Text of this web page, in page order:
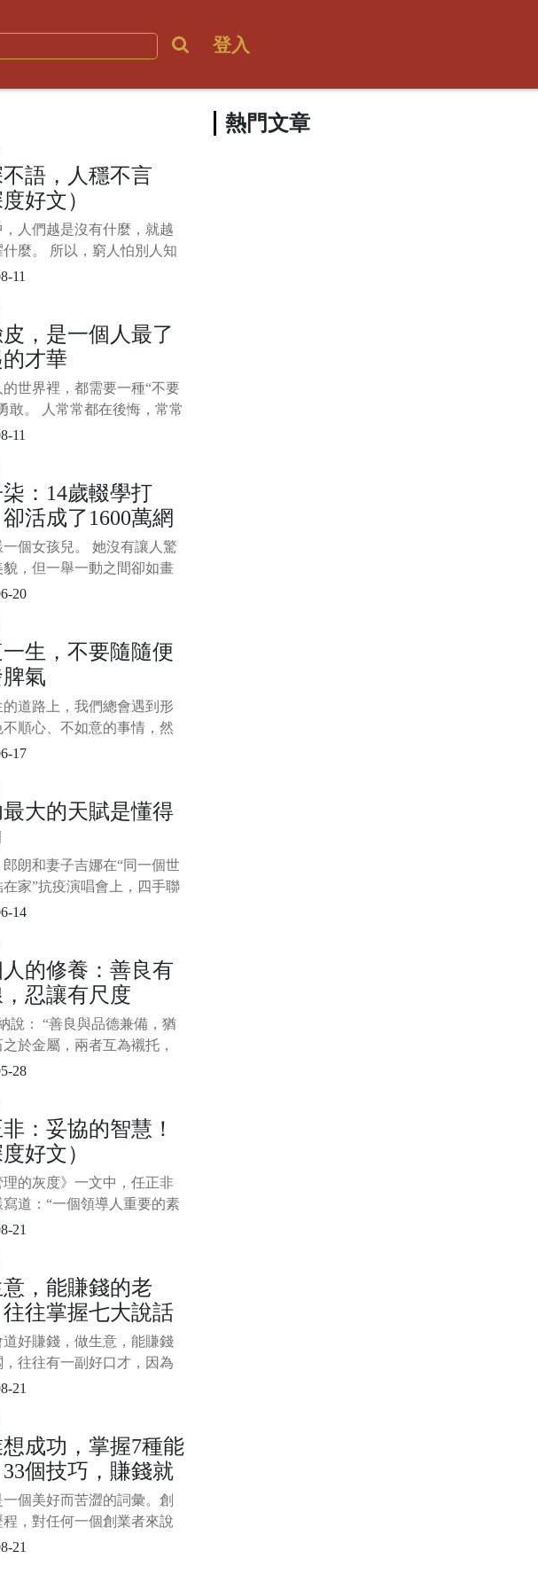
登入
語，人穩不言
度好文）
，人們越是沒有什麼，就越
什麼。 所以，窮人怕別人知
，拼命“炫富”；沒本事的人
命中的強者，往往是深藏
，就像飽滿的麥穗一般，低
正所謂“天不言自高、地
11
皮，是一個人最了
才華
的世界裡，都需要一種“不要
敢。 人常常都在後悔，常常
道......”作為失去機會後的反
最無用卻也放不下的面子
還是打心眼裡覺得“面子大
委屈可
11
：14歲輟學打
活成了1600萬網
的樣子
一個女孩兒。 她沒有讓人驚
貌，但一舉一動之間卻如畫
古典淡雅。 她的身形十分
砍柴捕魚。 她經歷過世間
的日子，卻能憑藉黑暗記憶
微光，為世人造出了一個
帶仙氣，出塵而不染，遺
20
一生，不要隨隨便
氣
的道路上，我們總會遇到形
不順心、不如意的事情，然
一股股憤怒、怨恨、委
式發洩出來。 對我們來
些負面情緒是需要及時發洩
強行窩在心裡反而會對我
心造成傷害；然而，有些負
是需要我們獨自承擔的，畢
人都應該有所忍耐和擔
17
最大的天賦是懂得
郎朗和妻子吉娜在“同一個世
在家”抗疫演唱會上，四手聯
四座的《Nocturne op. 9 no 1
狠狠地撒了一把“狗糧”。
紛留言點贊： “好羨慕這
14
的修養：善良有
，忍讓有尺度
說： “善良與品德兼備，猶
於金屬，兩者互為襯托，
。” 當一個人心存善念時，
魅力所在。 善良，是一個
準則，是用積極的一面看
，看待身邊的一切，發現
現最好的一面。
28
：妥協的智慧！
度好文）
理的灰度》一文中，任正非
寫道：“一個領導人重要的素
、節奏。他的水平就是合
妥協與寬容。”灰度、妥協
是任正非管理思維的精華
其中妥協處於關鍵環節，無
度還是寬容，都要以妥協為
所以，也可以說任正非的管
21
，能賺錢的老
往往掌握七大說話
難怪人家能發財
道好賺錢，做生意，能賺錢
，往往有一副好口才，因為
生意還是推銷產品或者其
一定的說話技巧，對於老
是必備的口才本領。一般來
生意，能賺錢的老闆，往往
下七大說話技巧，難怪人家
，看看你掌握了幾種？ 一、
意，離不
21
成功，掌握7種能
個技巧，賺錢就
！
個美好而苦澀的詞彙。創
程，對任何一個創業者來說
嚴峻的考驗和挑戰，需要
21
熱門文章